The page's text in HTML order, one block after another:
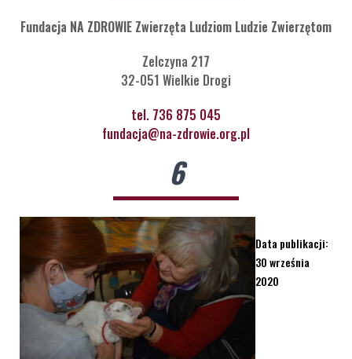
Fundacja NA ZDROWIE Zwierzęta Ludziom Ludzie Zwierzętom
Zelczyna 217
32-051 Wielkie Drogi
tel. 736 875 045
fundacja@na-zdrowie.org.pl
6
Data publikacji:
30 września
2020